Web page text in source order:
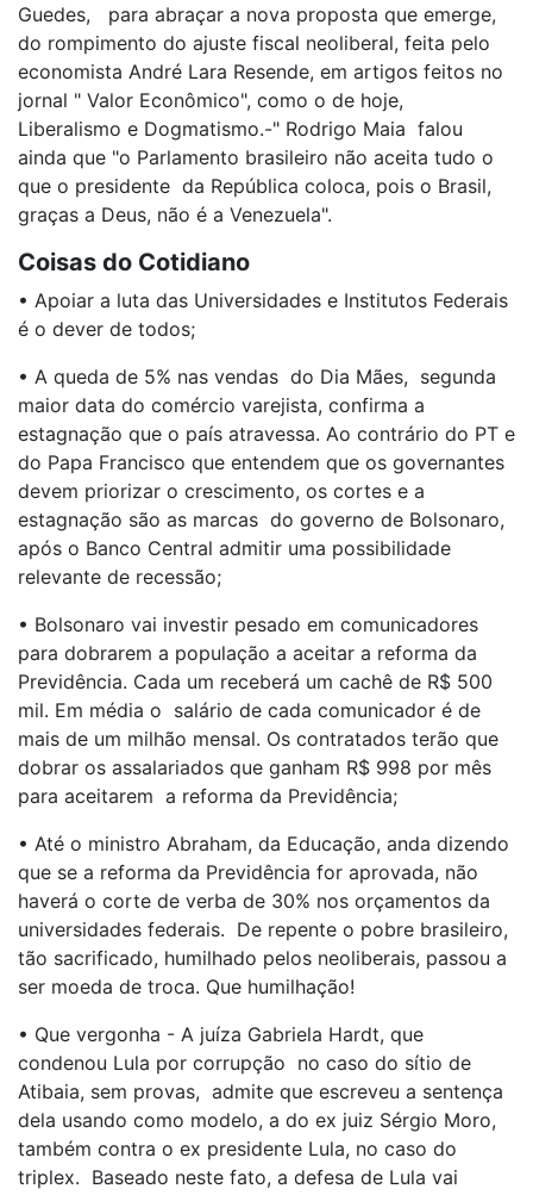
Guedes, para abraçar a nova proposta que emerge,
do rompimento do ajuste fiscal neoliberal, feita pelo
economista André Lara Resende, em artigos feitos no
jornal " Valor Econômico", como o de hoje,
Liberalismo e Dogmatismo.-" Rodrigo Maia falou
ainda que "o Parlamento brasileiro não aceita tudo o
que o presidente da República coloca, pois o Brasil,
graças a Deus, não é a Venezuela".
Coisas do Cotidiano
• Apoiar a luta das Universidades e Institutos Federais
é o dever de todos;
• A queda de 5% nas vendas do Dia Mães, segunda
maior data do comércio varejista, confirma a
estagnação que o país atravessa. Ao contrário do PT e
do Papa Francisco que entendem que os governantes
devem priorizar o crescimento, os cortes e a
estagnação são as marcas do governo de Bolsonaro,
após o Banco Central admitir uma possibilidade
relevante de recessão;
• Bolsonaro vai investir pesado em comunicadores
para dobrarem a população a aceitar a reforma da
Previdência. Cada um receberá um cachê de R$ 500
mil. Em média o salário de cada comunicador é de
mais de um milhão mensal. Os contratados terão que
dobrar os assalariados que ganham R$ 998 por mês
para aceitarem a reforma da Previdência;
• Até o ministro Abraham, da Educação, anda dizendo
que se a reforma da Previdência for aprovada, não
haverá o corte de verba de 30% nos orçamentos da
universidades federais. De repente o pobre brasileiro,
tão sacrificado, humilhado pelos neoliberais, passou a
ser moeda de troca. Que humilhação!
• Que vergonha - A juíza Gabriela Hardt, que
condenou Lula por corrupção no caso do sítio de
Atibaia, sem provas, admite que escreveu a sentença
dela usando como modelo, a do ex juiz Sérgio Moro,
também contra o ex presidente Lula, no caso do
triplex. Baseado neste fato, a defesa de Lula vai